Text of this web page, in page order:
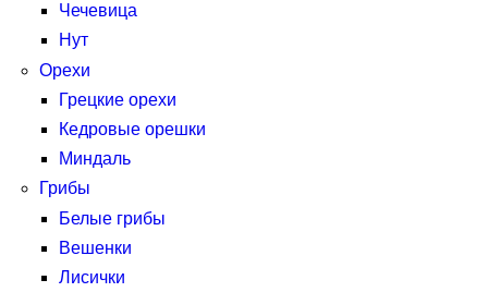
Чечевица
Нут
Орехи
Грецкие орехи
Кедровые орешки
Миндаль
Грибы
Белые грибы
Вешенки
Лисички